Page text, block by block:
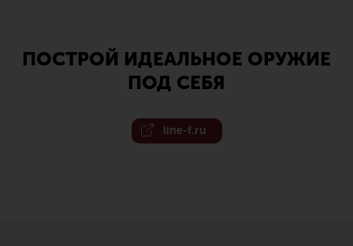
ПОСТРОЙ ИДЕАЛЬНОЕ ОРУЖИЕ
ПОД СЕБЯ
line-f.ru